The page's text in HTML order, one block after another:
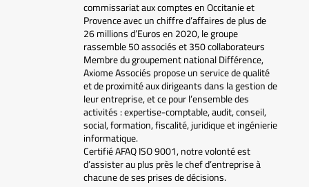
commissariat aux comptes en Occitanie et
Provence avec un chiffre d’affaires de plus de
26 millions d’Euros en 2020, le groupe
rassemble 50 associés et 350 collaborateurs
Membre du groupement national Différence,
Axiome Associés propose un service de qualité
et de proximité aux dirigeants dans la gestion de
leur entreprise, et ce pour l’ensemble des
activités : expertise-comptable, audit, conseil,
social, formation, fiscalité, juridique et ingénierie
informatique.
Certifié AFAQ ISO 9001, notre volonté est
d’assister au plus près le chef d’entreprise à
chacune de ses prises de décisions.